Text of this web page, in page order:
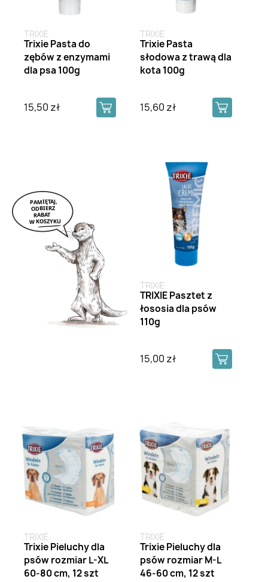
TRIXIE
Trixie Pasta do
zębów z enzymami
dla psa 100g
15,50 zł
TRIXIE
Trixie Pasta
słodowa z trawą dla
kota 100g
15,60 zł
TRIXIE
TRIXIE Pasztet z
łososia dla psów
110g
15,00 zł
TRIXIE
Trixie Pieluchy dla
psów rozmiar L-XL
60-80 cm, 12 szt
TRIXIE
Trixie Pieluchy dla
psów rozmiar M-L
46-60 cm, 12 szt